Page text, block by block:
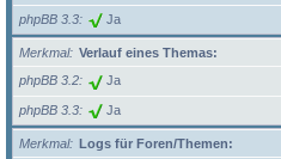
phpBB 3.3 Ja
Merkmal
Verlauf eines Themas:
phpBB 3.2
Ja
phpBB 3.3 Ja
Merkmal
Logs für Foren/Themen: